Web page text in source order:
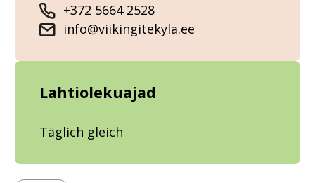
+372 5664 2528
info@viikingitekyla.ee
Lahtiolekuajad
Täglich gleich